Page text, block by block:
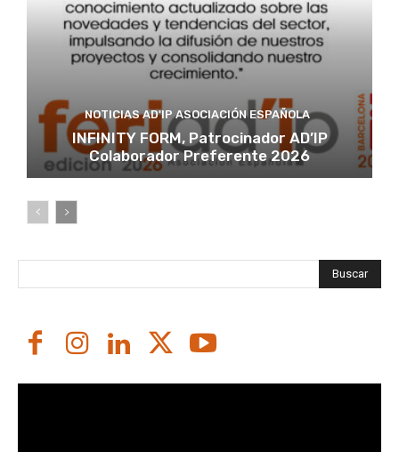
NOTICIAS AD'IP ASOCIACIÓN ESPAÑOLA
INFINITY FORM, Patrocinador AD’IP
Colaborador Preferente 2026
Buscar